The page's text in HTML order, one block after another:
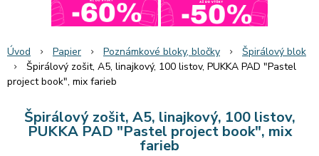
Úvod Papier Poznámkové bloky, bločky
Špirálový blok
Špirálový zošit, A5, linajkový, 100 listov, PUKKA PAD "Pastel
project book", mix farieb
Špirálový zošit, A5, linajkový, 100 listov,
PUKKA PAD "Pastel project book", mix
farieb